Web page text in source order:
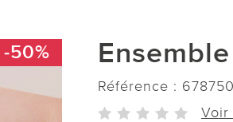
-50%
Référence :
Voir